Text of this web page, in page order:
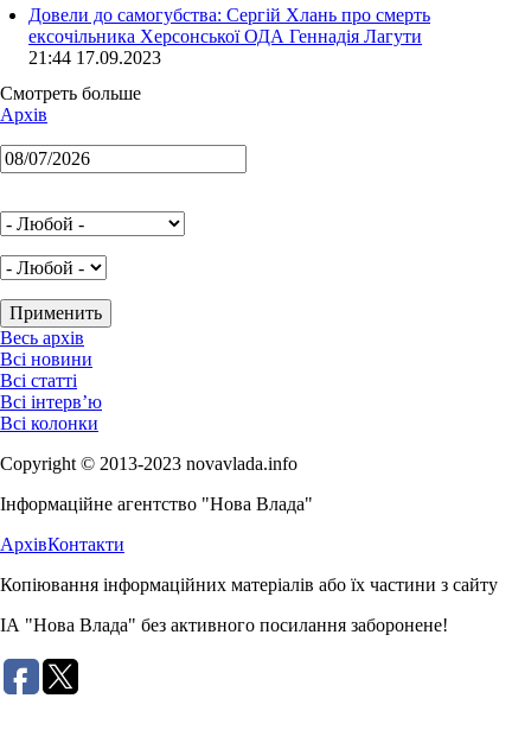
Довели до самогубства: Сергій Хлань про смерть
ексочільника Херсонської ОДА Геннадія Лагути
21:44 17.09.2023
Смотреть больше
Архів
Весь архів
Всі новини
Всі статті
Всі інтерв’ю
Всі колонки
Copyright © 2013-2023 novavlada.info
Інформаційне агентство "Нова Влада"
АрхівКонтакти
Копіювання інформаційних матеріалів або їх частини з сайту
ІА "Нова Влада" без активного посилання заборонене!